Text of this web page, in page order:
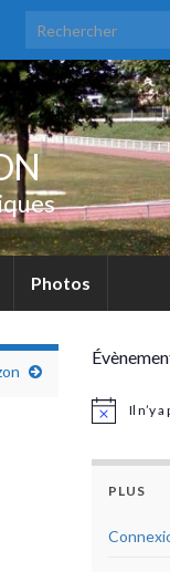
Search for:
Photos
NoticeIl n’y
PLUS